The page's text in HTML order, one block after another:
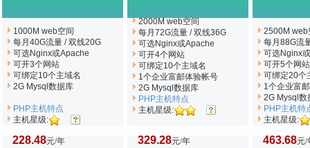
1000M web空间
每月40G流量 / 双线20G
可选Nginx或Apache
可开3个网站
可绑定10个主域名
2G Mysql数据库
PHP主机特点
主机星级:
2000M web空间
每月72G流量 / 双线36G
可选Nginx或Apache
可开4个网站
可绑定10个主域名
1个企业富邮体验帐号
2G Mysql数据库
PHP主机特点
主机星级:
2500M web
每月88G流
可选Nginx
可开5个网站
可绑定20个
1个企业富
2G Mysql数
PHP主机特
主机星级:
228.48元/年
329.28元/年
463.68元/